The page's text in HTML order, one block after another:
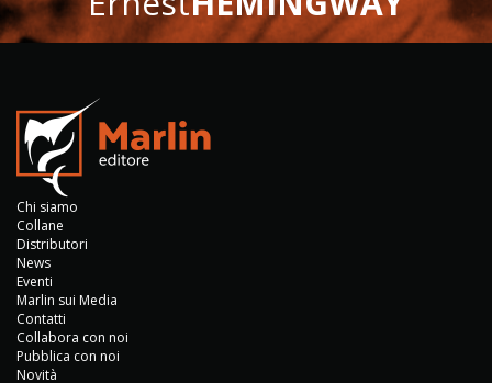
Chi siamo
Collane
Distributori
News
Eventi
Marlin sui Media
Contatti
Collabora con noi
Pubblica con noi
Novità